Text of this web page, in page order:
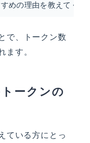
めの理由を教えてくだ
で、トークン数
す。
ークンの
ている方にとっ